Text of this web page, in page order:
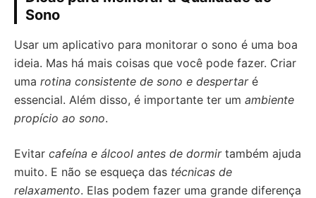
Sono
Usar um aplicativo para monitorar o sono é uma boa
ideia. Mas há mais coisas que você pode fazer. Criar
uma rotina consistente de sono e despertaré
essencial. Além disso, é importante ter um ambiente
propício ao sono.
Evitar cafeína e álcool antes de dormirtambém ajuda
muito. E não se esqueça das técnicas de
relaxamento. Elas podem fazer uma grande diferença